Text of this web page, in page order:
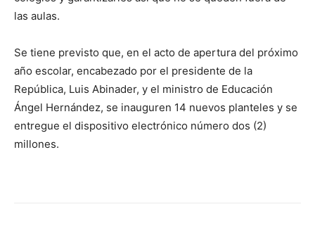
las aulas.
Se tiene previsto que, en el acto de apertura del próximo
año escolar, encabezado por el presidente de la
República, Luis Abinader, y el ministro de Educación
Ángel Hernández, se inauguren 14 nuevos planteles y se
entregue el dispositivo electrónico número dos (2)
millones.